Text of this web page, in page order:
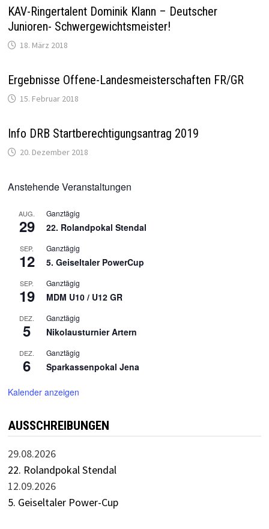
KAV-Ringertalent Dominik Klann – Deutscher
Junioren- Schwergewichtsmeister!
18. März 2018
Ergebnisse Offene-Landesmeisterschaften FR/GR
15. Februar 2018
Info DRB Startberechtigungsantrag 2019
20. Dezember 2018
Anstehende Veranstaltungen
AUG.
29
Ganztägig
22. Rolandpokal Stendal
SEP.
12
Ganztägig
5. Geiseltaler PowerCup
SEP.
19
Ganztägig
MDM U10 / U12 GR
DEZ.
5
Ganztägig
Nikolausturnier Artern
DEZ.
6
Ganztägig
Sparkassenpokal Jena
Kalender anzeigen
AUSSCHREIBUNGEN
29.08.2026
22. Rolandpokal Stendal
12.09.2026
5. Geiseltaler Power-Cup